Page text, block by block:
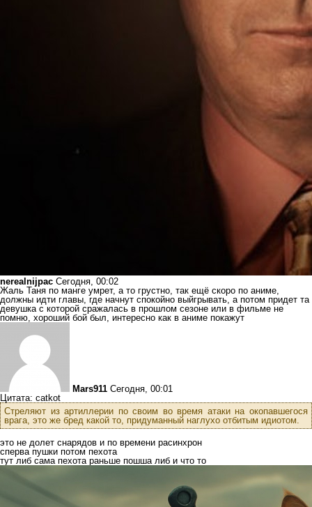
nerealnijpac Сегодня, 00:02
Жаль Таня по манге умрет, а то грустно, так ещё скоро по аниме,
должны идти главы, где начнут спокойно выйгрывать, а потом придет та
девушка с которой сражалась в прошлом сезоне или в фильме не
помню, хороший бой был, интересно как в аниме покажут
Mars911 Сегодня, 00:01
Цитата: catkot
Стреляют из артиллерии по своим во время атаки на окопавшегося
врага, это же бред какой то, придуманный наглухо отбитым идиотом.
это не долет снарядов и по времени расинхрон
сперва пушки потом пехота
тут либ сама пехота раньше пошша либ и что то